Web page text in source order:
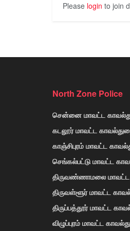
Please login to join
North Zone Police
சென்னை மாவட்ட
கடலூர் மாவட்ட
காஞ்சிபுரம் மாவட்ட
செங்கல்பட்டு மாவட்ட
திருவண்ணாமலை
திருவள்ளூர் மாவட்ட
திருப்பத்தூர் மாவட்ட
விழுப்புரம் மாவட்ட